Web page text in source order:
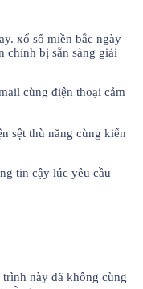
xổ số miền bắc ngày
chỉnh bị sẵn sàng giải
cùng điện thoại cảm
sệt thù năng cùng kiến
tin cậy lúc yêu cầu
này đã không cùng